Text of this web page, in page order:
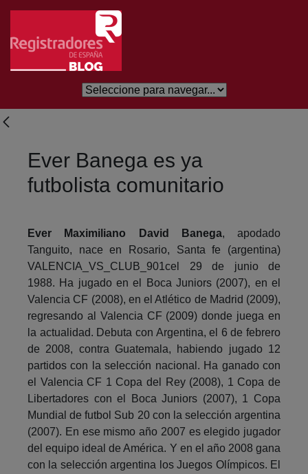
Skip to Main Content
Ever Banega es ya
futbolista comunitario
Ever Maximiliano David Banega, apodado
Tanguito, nace en Rosario, Santa fe (argentina)
VALENCIA_VS_CLUB_901cel 29 de junio de
1988. Ha jugado en el Boca Juniors (2007), en el
Valencia CF (2008), en el Atlético de Madrid (2009),
regresando al Valencia CF (2009) donde juega en
la actualidad. Debuta con Argentina, el 6 de febrero
de 2008, contra Guatemala, habiendo jugado 12
partidos con la selección nacional. Ha ganado con
el Valencia CF 1 Copa del Rey (2008), 1 Copa de
Libertadores con el Boca Juniors (2007), 1 Copa
Mundial de futbol Sub 20 con la selección argentina
(2007). En ese mismo año 2007 es elegido jugador
del equipo ideal de América. Y en el año 2008 gana
con la selección argentina los Juegos Olímpicos. El